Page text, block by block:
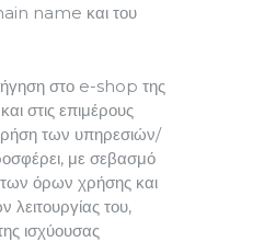
name και του
στο e-shop της
στις επιμέρους
των υπηρεσιών/
με σεβασμό
όρων χρήσης και
του,
ισχύουσας